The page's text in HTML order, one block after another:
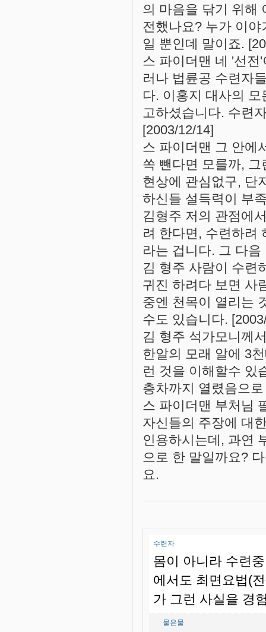
의 마음을 닦기 위해
전했나요? 누가 이
일 뿐인데 말이죠.
스 파이더맨 네 '선전
러나 법륜공 수련자
다. 이홍지 대사의
고하셨습니다. 수련
[2003/12/14]
스 파이더맨 그 안에
쏙 뺀다면 모를까,
현상에 관심없구, 단
하신들 설득력이 부
김형주 저의 관점에
려 한다면, 수련하려
라는 겁니다. 그 다
김 형주 사람이 수련
귀진 하려다 보면 사
중엔 천목이 열리는
수도 있습니다.
김 형주 석가모니께
한알의 모래 알에 3
런 것을 이해할수 있
층차까지 열렸음으
스 파이더맨 부처님
자신들의 주장에 대
인용하시는데, 과연
으로 한 말일까요?
요.
수련자
몸이 아니라 수련
에서도 최면요법(
가 그런 사실을 경
물은물